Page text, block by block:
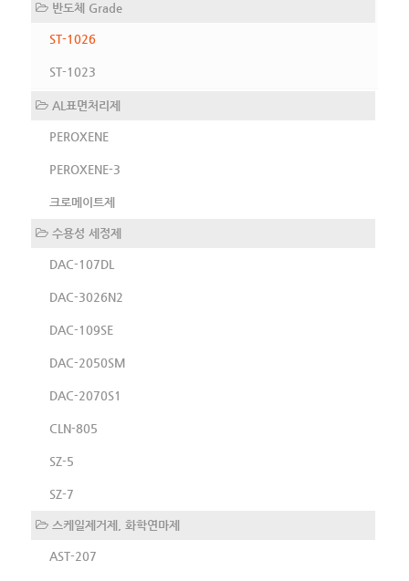
반도체 Grade
ST-1026
ST-1023
AL표면처리제
PEROXENE
PEROXENE-3
크로메이트제
수용성 세정제
DAC-107DL
DAC-3026N2
DAC-109SE
DAC-2050SM
DAC-2070S1
CLN-805
SZ-5
SZ-7
스케일제거제, 화학연마제
AST-207